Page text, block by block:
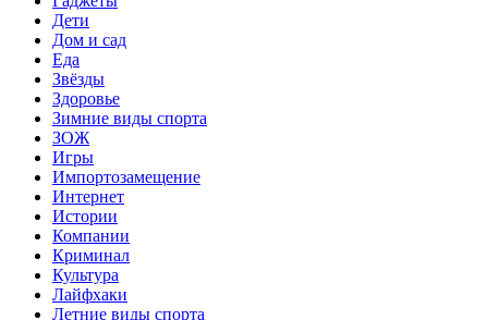
Дети
Дом и сад
Еда
Звёзды
Здоровье
Зимние виды спорта
ЗОЖ
Игры
Импортозамещение
Интернет
Истории
Компании
Криминал
Культура
Лайфхаки
Летние виды спорта